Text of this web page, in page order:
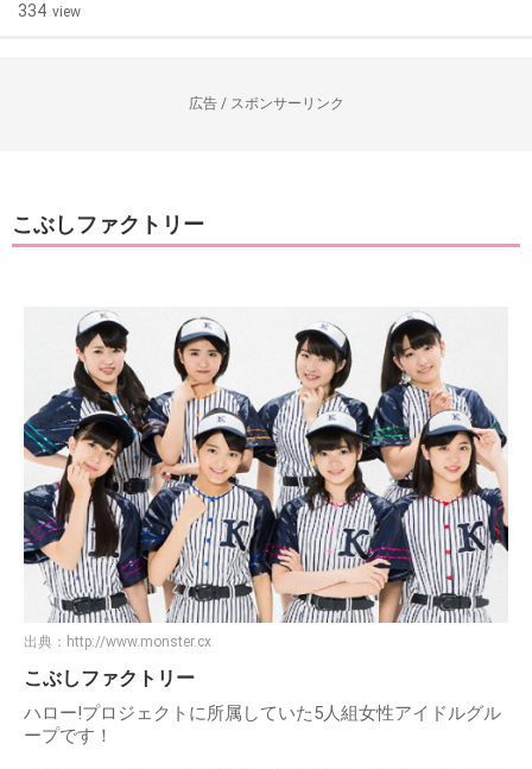
334 view
広告 / スポンサーリンク
こぶしファクトリー
出典： http://www.monster.cx
こぶしファクトリー
ハロー!プロジェクトに所属していた5人組女性アイドルグル
ープです！